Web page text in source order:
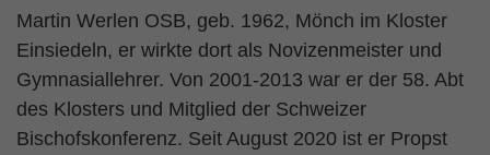
Martin Werlen OSB, geb. 1962, Mönch im Kloster
Einsiedeln, er wirkte dort als Novizenmeister und
Gymnasiallehrer. Von 2001-2013 war er der 58. Abt
des Klosters und Mitglied der Schweizer
Bischofskonferenz. Seit August 2020 ist er Propst